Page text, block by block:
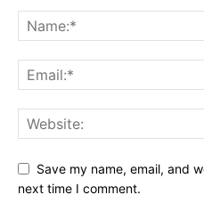
Save my name, email, and
next time I comment.